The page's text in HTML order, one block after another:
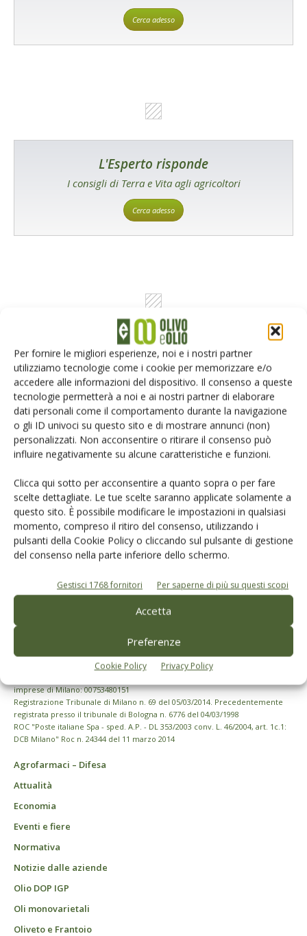
Per fornire le migliori esperienze, noi e i nostri partner
utilizziamo tecnologie come i cookie per memorizzare e/o
accedere alle informazioni del dispositivo. Il consenso a queste
tecnologie permetterà a noi e ai nostri partner di elaborare
dati personali come il comportamento durante la navigazione
o gli ID univoci su questo sito e di mostrare annunci (non)
personalizzati. Non acconsentire o ritirare il consenso può
influire negativamente su alcune caratteristiche e funzioni.
Clicca qui sotto per acconsentire a quanto sopra o per fare
scelte dettagliate. Le tue scelte saranno applicate solamente a
questo sito. È possibile modificare le impostazioni in qualsiasi
momento, compreso il ritiro del consenso, utilizzando i
pulsanti della Cookie Policy o cliccando sul pulsante di gestione
del consenso nella parte inferiore dello schermo.
Gestisci 1768 fornitori Per saperne di più su questi scopi
Accetta
Preferenze
Cookie Policy Privacy Policy
Cerca adesso
L'Esperto risponde
I consigli di Terra e Vita agli agricoltori
Cerca adesso
Rimani aggiornato sul mondo
dell’agricoltura
Iscriviti alle nostre newsletter
© Tecniche Nuove Spa. Tutti i diritti riservati. Sede legale Via Eritrea 21 -
imprese di Milano: 00753480151
Registrazione Tribunale di Milano n. 69 del 05/03/2014. Precedentemente
registrata presso il tribunale di Bologna n. 6776 del 04/03/1998
ROC "Poste italiane Spa - sped. A.P. - DL 353/2003 conv. L. 46/2004, art. 1c.1:
DCB Milano" Roc n. 24344 del 11 marzo 2014
Agrofarmaci – Difesa
Attualità
Economia
Eventi e fiere
Normativa
Notizie dalle aziende
Olio DOP IGP
Oli monovarietali
Oliveto e Frantoio